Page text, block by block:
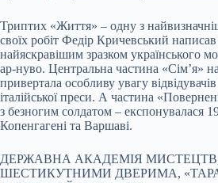
Триптих «Життя» – одну з
своїх робіт Федір Кричевський
найяскравішим зразком українського
ар-нуво. Центральна частина «Сім’я»
привертала особливу увагу
італійської преси. А частина
з безногим солдатом – експонувалася
Копенгагені та Варшаві.
ДЕРЖАВНА АКАДЕМІЯ
ШЕСТИКУТНИМИ ДВЕРИМА,